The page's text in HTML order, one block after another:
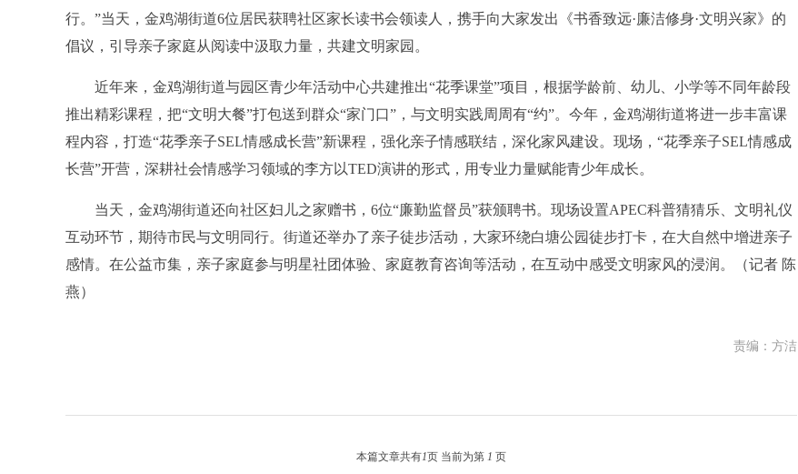
行。”当天，金鸡湖街道6位居民获聘社区家长读书会领读人，携手向大家发出《书香致远·廉洁修身·文明兴家》的
倡议，引导亲子家庭从阅读中汲取力量，共建文明家园。
近年来，金鸡湖街道与园区青少年活动中心共建推出“花季课堂”项目，根据学龄前、幼儿、小学等不同年龄段
推出精彩课程，把“文明大餐”打包送到群众“家门口”，与文明实践周周有“约”。今年，金鸡湖街道将进一步丰富课
程内容，打造“花季亲子SEL情感成长营”新课程，强化亲子情感联结，深化家风建设。现场，“花季亲子SEL情感成
长营”开营，深耕社会情感学习领域的李方以TED演讲的形式，用专业力量赋能青少年成长。
当天，金鸡湖街道还向社区妇儿之家赠书，6位“廉勤监督员”获颁聘书。现场设置APEC科普猜猜乐、文明礼仪
互动环节，期待市民与文明同行。街道还举办了亲子徒步活动，大家环绕白塘公园徒步打卡，在大自然中增进亲子
感情。在公益市集，亲子家庭参与明星社团体验、家庭教育咨询等活动，在互动中感受文明家风的浸润。（记者 陈
燕）
责编：方洁
本篇文章共有1页 当前为第 1 页